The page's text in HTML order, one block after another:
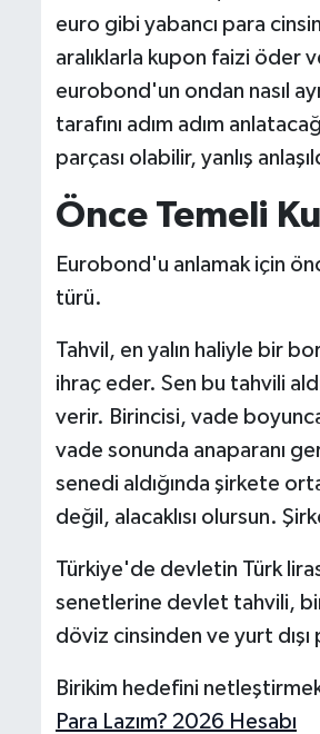
euro gibi yabancı para
aralıklarla kupon faizi öder
eurobond'un ondan nasıl
tarafını adım adım
parçası olabilir, yanlış
Önce Temeli
Eurobond'u anlamak için
türü.
Tahvil, en yalın haliyle bir
ihraç eder. Sen bu tahvili
verir. Birincisi, vade
vade sonunda anaparanı
senedi aldığında şirkete
değil, alacaklısı olursun.
Türkiye'de devletin Türk
senetlerine devlet tahvili,
döviz cinsinden ve yurt
Birikim hedefini netleştirmek
Para Lazım? 2026 Hesabı